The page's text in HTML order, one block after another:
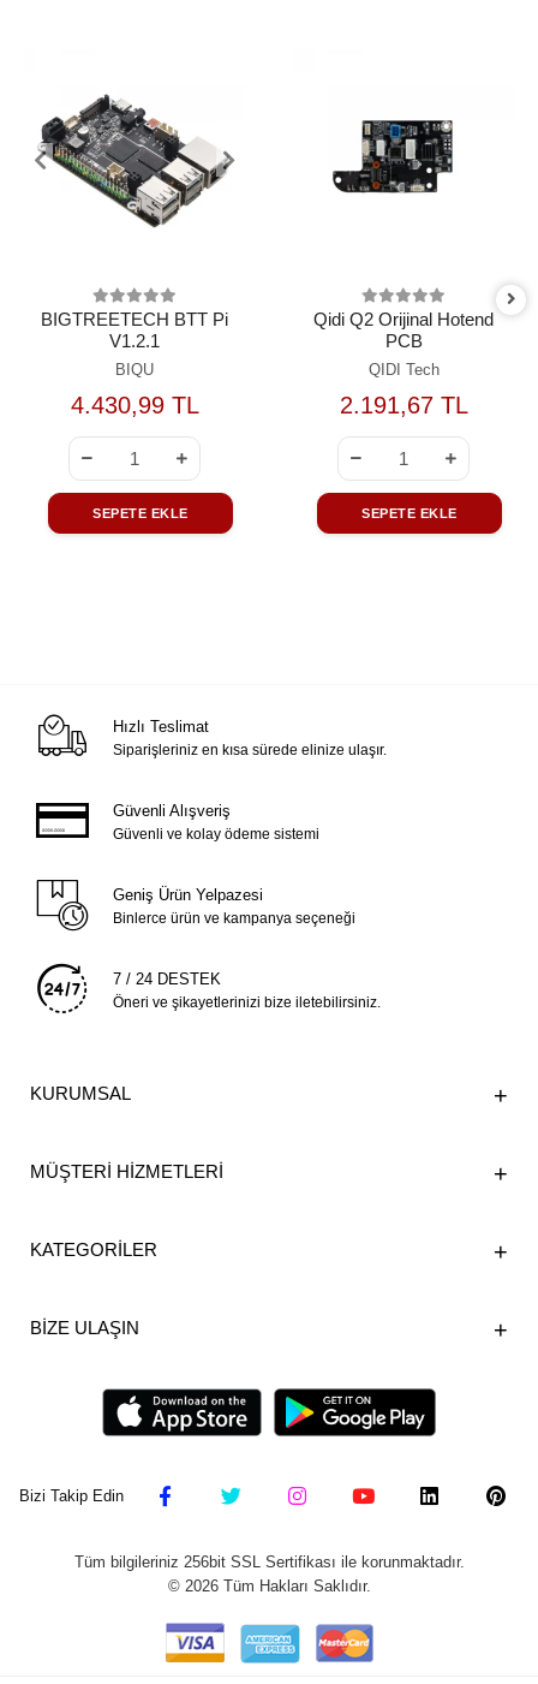
BIGTREETECH BTT Pi
V1.2.1
BIQU
4.430,99 TL
SEPETE EKLE
Qidi Q2 Orijinal Hotend
PCB
QIDI Tech
2.191,67 TL
SEPETE EKLE
Hızlı Teslimat
Siparişleriniz en kısa sürede elinize ulaşır.
Güvenli Alışveriş
Güvenli ve kolay ödeme sistemi
Geniş Ürün Yelpazesi
Binlerce ürün ve kampanya seçeneği
7 / 24 DESTEK
Öneri ve şikayetlerinizi bize iletebilirsiniz.
KURUMSAL
MÜŞTERİ HİZMETLERİ
KATEGORİLER
BİZE ULAŞIN
Bizi Takip Edin
Tüm bilgileriniz 256bit SSL Sertifikası ile korunmaktadır.
© 2026Tüm Hakları Saklıdır.